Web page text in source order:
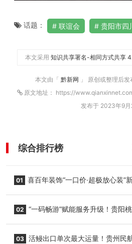
话题： 联谊会 贵阳市四
本文采用 知识共享署名-相同方式共享
本文由「 黔新网 」 原创或整理后发
原文地址： https://
发布于 2023年9月
综合排行榜
01 喜百年装饰“一口价·超极放心装”
02 “一码畅游”赋能服务升级！贵阳
03 活鳗出口单次最大运量！贵州民